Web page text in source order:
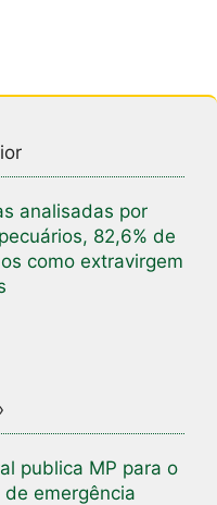
analisadas por
82,6% de
como extravirgem
publica MP para o
emergência